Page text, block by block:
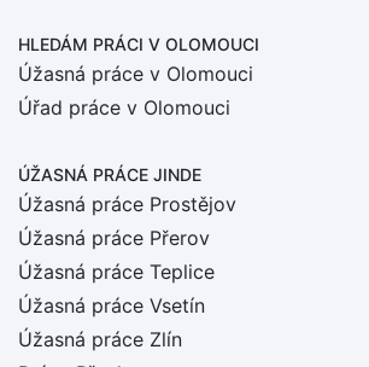
HLEDÁM PRÁCI V OLOMOUCI
Úžasná práce v Olomouci
Úřad práce v Olomouci
ÚŽASNÁ PRÁCE JINDE
Úžasná práce Prostějov
Úžasná práce Přerov
Úžasná práce Teplice
Úžasná práce Vsetín
Úžasná práce Zlín